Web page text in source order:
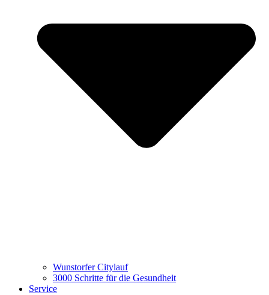
Wunstorfer Citylauf
3000 Schritte für die Gesundheit
Service